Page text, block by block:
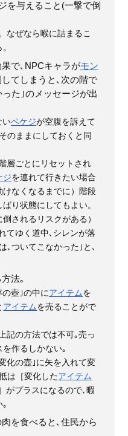
を与えること(一撃で倒
なぜなら喉に詰まるこ
で､NPCキャラがモン
てしまうと､次の階で
た｣のメッセージが出
いペケジが空腹を訴えて
のままにしておくと同
層ごとにリセットされ
ジを連れて行きたい場合
なくなるまでに）階段
り状態にしてもよい。
倒されるリスクがある）
てゆく道中､シレンが落
､ついてこなかった｣と､
法｡
壺｣の中にアイテムを
アイテムを売ることがで
記の方法では不可｡売っ
作るしかない｡
化の壺｣に矢を入れて変
は［変化したアイテム
がプラスになるので､暇
を食べると､住民から